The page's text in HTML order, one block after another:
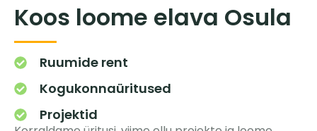
Koos loome elava Osula
Ruumide rent
Kogukonnaüritused
Projektid